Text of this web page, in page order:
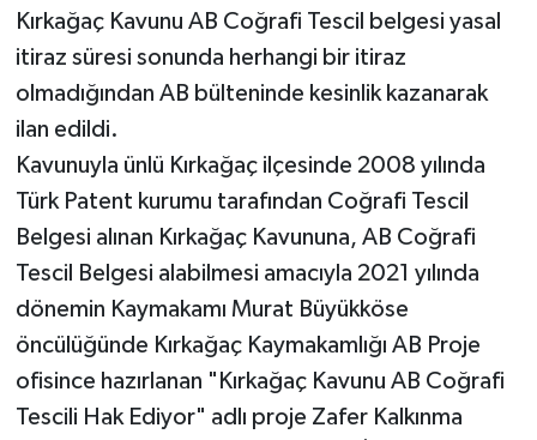
Kırkağaç Kavunu AB Coğrafi Tescil belgesi yasal
itiraz süresi sonunda herhangi bir itiraz
olmadığından AB bülteninde kesinlik kazanarak
ilan edildi.
Kavunuyla ünlü Kırkağaç ilçesinde 2008 yılında
Türk Patent kurumu tarafından Coğrafi Tescil
Belgesi alınan Kırkağaç Kavununa, AB Coğrafi
Tescil Belgesi alabilmesi amacıyla 2021 yılında
dönemin Kaymakamı Murat Büyükköse
öncülüğünde Kırkağaç Kaymakamlığı AB Proje
ofisince hazırlanan "Kırkağaç Kavunu AB Coğrafi
Tescili Hak Ediyor" adlı proje Zafer Kalkınma